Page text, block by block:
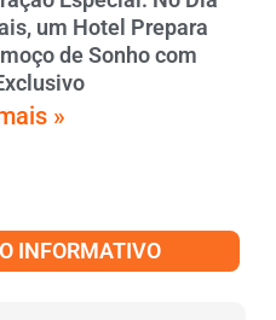
um Hotel Prepara
de Sonho com
»
INFORMATIVO